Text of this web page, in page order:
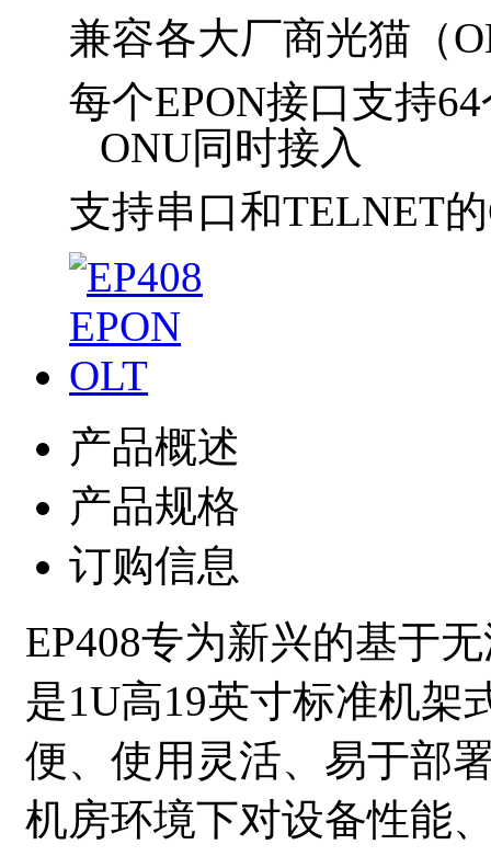
兼容各大厂商光猫（
每个EPON接口支持
ONU同时接入
支持串口和TELNET
产品概述
产品规格
订购信息
EP408专为新兴的基于
是1U高19英寸标准机架
便、使用灵活、易于部
机房环境下对设备性能